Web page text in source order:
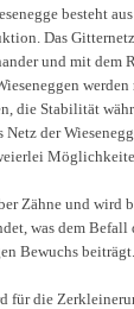
besteht
Das Gitternetz
und mit dem
die Stabilität
Netz der
Zähne und wird
was dem
Bewuchs beiträgt.
für die